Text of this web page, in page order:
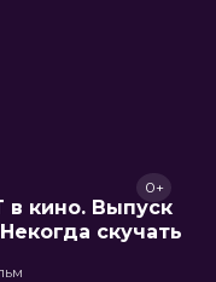
в кино. Выпуск
скучать
0+